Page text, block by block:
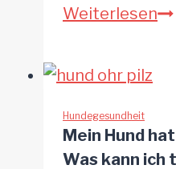
Weiterlesen
ich
Hundegesundheit
Mein Hund
Was kann ich